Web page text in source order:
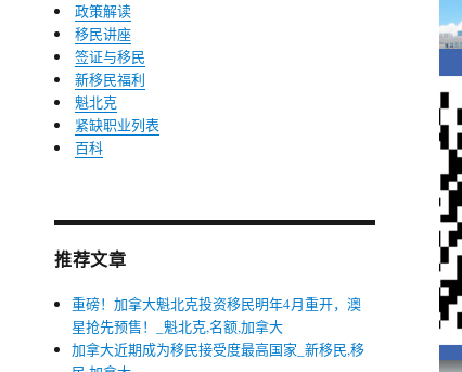
政策解读
移民讲座
签证与移民
新移民福利
魁北克
紧缺职业列表
百科
推荐文章
重磅！加拿大魁北克投资移民明年4月重开，澳
星抢先预售！_魁北克,名额,加拿大
加拿大近期成为移民接受度最高国家_新移民,移